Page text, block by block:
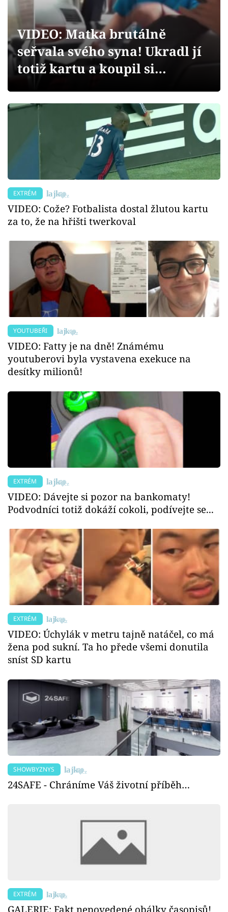
Videa
Sledujte prima+
VIDEO: Matka brutálně
seřvala svého syna! Ukradl jí
totiž kartu a koupil si…
EXTRÉM
VIDEO: Cože? Fotbalista dostal žlutou kartu
za to, že na hřišti twerkoval
YOUTUBEŘI
VIDEO: Fatty je na dně! Známému
youtuberovi byla vystavena exekuce na
desítky milionů!
EXTRÉM
VIDEO: Dávejte si pozor na bankomaty!
Podvodníci totiž dokáží cokoli, podívejte se...
EXTRÉM
VIDEO: Úchylák v metru tajně natáčel, co má
žena pod sukní. Ta ho přede všemi donutila
sníst SD kartu
SHOWBYZNYS
24SAFE - Chráníme Váš životní příběh…
EXTRÉM
GALERIE: Fakt nepovedené obálky časopisů!